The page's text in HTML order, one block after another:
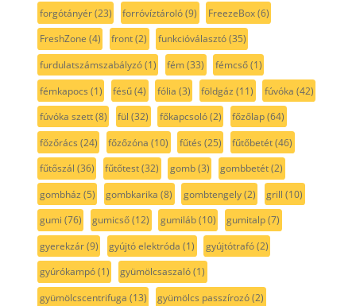
forgótányér(23) forróvíztároló(9) FreezeBox(6)
FreshZone (4) front(2) funkcióválasztó(35)
furdulatszámszabályzó(1) fém(33) fémcső(1)
fémkapocs (1) fésű(4) fólia (3) földgáz (11) fúvóka (42)
fúvóka szett(8) fül (32) főkapcsoló(2) főzőlap(64)
főzőrács (24) főzőzóna (10) fűtés (25) fűtőbetét(46)
fűtőszál (36) fűtőtest(32) gomb(3) gombbetét(2)
gombház (5) gombkarika (8) gombtengely(2) grill (10)
gumi (76) gumicső(12) gumiláb(10) gumitalp(7)
gyerekzár(9) gyújtó elektróda (1) gyújtótrafó(2)
gyúrókampó(1) gyümölcsaszaló(1)
gyümölcscentrifuga (13) gyümölcs passzírozó(2)